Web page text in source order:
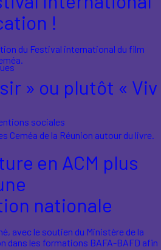
sociales
!
du Festival international du film
» ou plutôt « Viv
Ceméa de la Réunion autour du livre.
en ACM plus
nationale
avec le soutien du Ministère de la
dans les formations BAFA-BAFD afin